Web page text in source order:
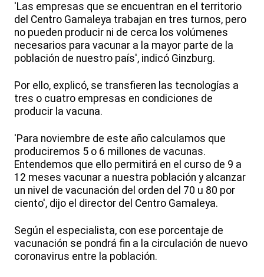
'Las empresas que se encuentran en el territorio
del Centro Gamaleya trabajan en tres turnos, pero
no pueden producir ni de cerca los volúmenes
necesarios para vacunar a la mayor parte de la
población de nuestro país', indicó Ginzburg.
Por ello, explicó, se transfieren las tecnologías a
tres o cuatro empresas en condiciones de
producir la vacuna.
'Para noviembre de este año calculamos que
produciremos 5 o 6 millones de vacunas.
Entendemos que ello permitirá en el curso de 9 a
12 meses vacunar a nuestra población y alcanzar
un nivel de vacunación del orden del 70 u 80 por
ciento', dijo el director del Centro Gamaleya.
Según el especialista, con ese porcentaje de
vacunación se pondrá fin a la circulación de nuevo
coronavirus entre la población.